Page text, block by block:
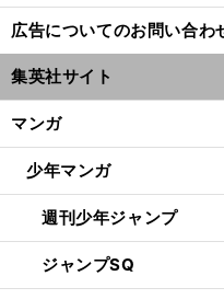
広告についてのお問い合わ
集英社サイト
マンガ
少年マンガ
週刊少年ジャンプ
ジャンプSQ